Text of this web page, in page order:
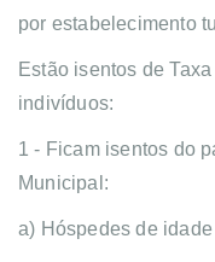
por estabelecimento
Estão isentos de
indivíduos:
1 - Ficam isentos do
Municipal:
a) Hóspedes de